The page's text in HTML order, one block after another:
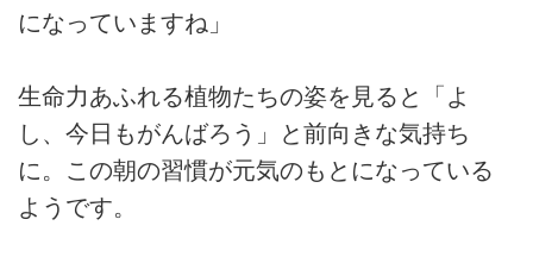
になっていますね」
生命力あふれる植物たちの姿を見ると「よ
し、今日もがんばろう」と前向きな気持ち
に。この朝の習慣が元気のもとになっている
ようです。